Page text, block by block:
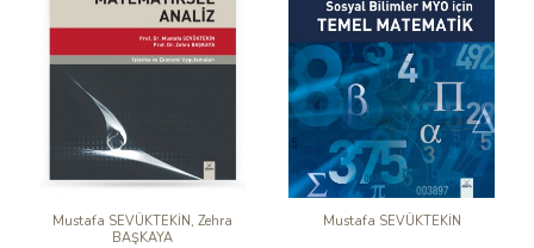
Mustafa SEVÜKTEKİN, Zehra
BAŞKAYA
Mustafa SEVÜKTEKİN